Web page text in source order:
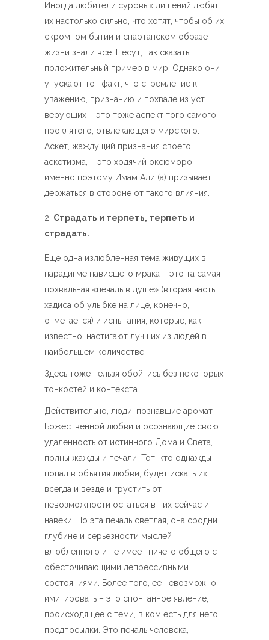
Иногда любители суровых лишений любят
их настолько сильно, что хотят, чтобы об их
скромном бытии и спартанском образе
жизни знали все. Несут, так сказать,
положительный пример в мир. Однако они
упускают тот факт, что стремление к
уважению, признанию и похвале из уст
верующих – это тоже аспект того самого
проклятого, отвлекающего мирского.
Аскет, жаждущий признания своего
аскетизма, – это ходячий оксюморон,
именно поэтому Имам Али (а) призывает
держаться в стороне от такого влияния.
Страдать и терпеть, терпеть и
страдать.
Еще одна излюбленная тема живущих в
парадигме нависшего мрака – это та самая
похвальная «печаль в душе» (вторая часть
хадиса об улыбке на лице, конечно,
отметается) и испытания, которые, как
известно, настигают лучших из людей в
наибольшем количестве.
Здесь тоже нельзя обойтись без некоторых
тонкостей и контекста.
Действительно, люди, познавшие аромат
Божественной любви и осознающие свою
удаленность от истинного Дома и Света,
полны жажды и печали. Тот, кто однажды
попал в объятия любви, будет искать их
всегда и везде и грустить от
невозможности остаться в них сейчас и
навеки. Но эта печаль светлая, она сродни
глубине и серьезности мыслей
влюбленного и не имеет ничего общего с
обесточивающими депрессивными
состояниями. Более того, ее невозможно
имитировать – это спонтанное явление,
происходящее с теми, в ком есть для него
предпосылки. Это печаль человека,